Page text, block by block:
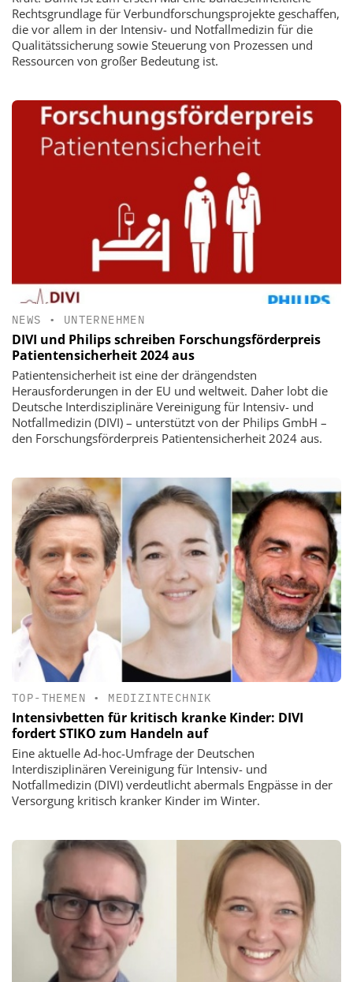
Rechtsgrundlage für Verbundforschungsprojekte geschaffen,
die vor allem in der Intensiv- und Notfallmedizin für die
Qualitätssicherung sowie Steuerung von Prozessen und
Ressourcen von großer Bedeutung ist.
NEWS • UNTERNEHMEN
DIVI und Philips schreiben Forschungsförderpreis
Patientensicherheit 2024 aus
Patientensicherheit ist eine der drängendsten
Herausforderungen in der EU und weltweit. Daher lobt die
Deutsche Interdisziplinäre Vereinigung für Intensiv- und
Notfallmedizin (DIVI) – unterstützt von der Philips GmbH –
den Forschungsförderpreis Patientensicherheit 2024 aus.
TOP-THEMEN • MEDIZINTECHNIK
Intensivbetten für kritisch kranke Kinder: DIVI
fordert STIKO zum Handeln auf
Eine aktuelle Ad-hoc-Umfrage der Deutschen
Interdisziplinären Vereinigung für Intensiv- und
Notfallmedizin (DIVI) verdeutlicht abermals Engpässe in der
Versorgung kritisch kranker Kinder im Winter.